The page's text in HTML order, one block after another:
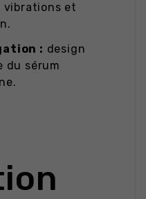
vibrations et
: design
du sérum